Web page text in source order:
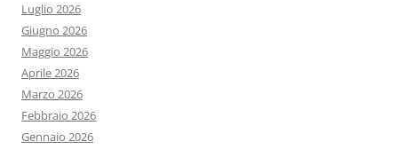
Luglio 2026
Giugno 2026
Maggio 2026
Aprile 2026
Marzo 2026
Febbraio 2026
Gennaio 2026